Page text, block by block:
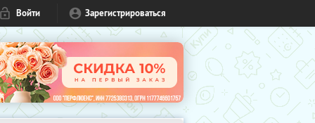
Войти Зарегистрироваться